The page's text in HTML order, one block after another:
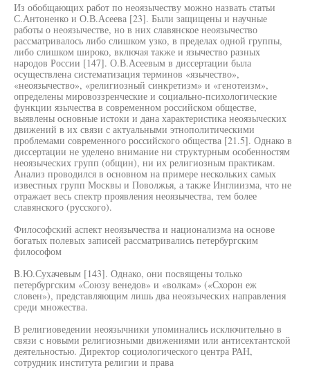
Из обобщающих работ по неоязычеству можно назвать статьи
С.Антоненко и О.В.Асеева [23]. Были защищены и научные
работы о неоязычестве, но в них славянское неоязычество
рассматривалось либо слишком узко, в пределах одной группы,
либо слишком широко, включая также и язычество разных
народов России [147]. О.В.Асеевым в диссертации была
осуществлена систематизация терминов «язычество»,
«неоязычество», «религиозный синкретизм» и «генотеизм»,
определены мировоззренческие и социально-психологические
функции язычества в современном российском обществе,
выявлены основные истоки и дана характеристика неоязыческих
движений в их связи с актуальными этнополитическими
проблемами современного российского общества [21.5]. Однако в
диссертации не уделено внимание ни структурным особенностям
неоязыческих групп (общин), ни их религиозным практикам.
Анализ проводился в основном на примере нескольких самых
известных групп Москвы и Поволжья, а также Инглиизма, что не
отражает весь спектр проявления неоязычества, тем более
славянского (русского).
Философский аспект неоязычества и национализма на основе
богатых полевых записей рассматривались петербургским
философом
B.Ю.Сухачевым [143]. Однако, они посвящены только
петербургским «Союзу венедов» и «волкам» («Схорон еж
словен»), представляющим лишь два неоязыческих направления
среди множества.
В религиоведении неоязычники упоминались исключительно в
связи с новыми религиозными движениями или антисектантской
деятельностью. Директор социологического центра РАН,
сотрудник института религии и права